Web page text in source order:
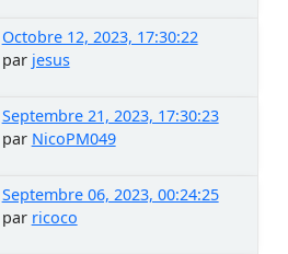
Octobre 12, 2023, 17:30:22
par jesus
Septembre 21, 2023, 17:30:23
par NicoPM049
Septembre 06, 2023, 00:24:25
par ricoco